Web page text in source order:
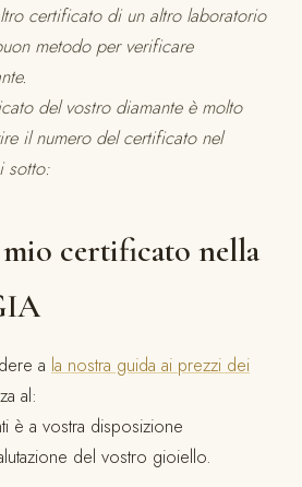
certificato di un altro laboratorio
metodo per verificare
del vostro diamante è molto
il numero del certificato nel
sotto:
certificato nella
a la nostra guida ai prezzi dei
al:
è a vostra disposizione
del vostro gioiello.